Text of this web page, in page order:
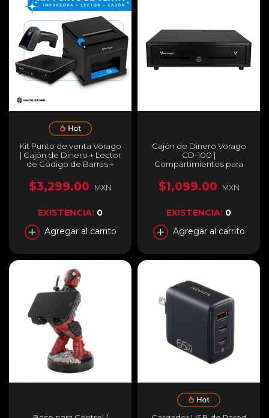
Kit Punto de venta Vorago
| Cajón de Dinero + Lector
de Código de Barras +
$3,299.00 MXN
EXISTENCIA: 0
Agregar al carrito
Cajón de Dinero Vorago
CD-100 |
Compartimientos para
Interfaz RJ11| Resistente |
CD-100
$1,099.00 MXN
EXISTENCIA: 0
Agregar al carrito